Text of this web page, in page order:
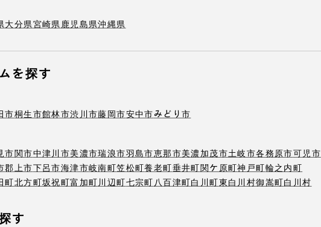
大分県宮崎県鹿児島県沖縄県
を探す
市桐生市館林市渋川市藤岡市安中市みどり市
市関市中津川市美濃市瑞浪市羽島市恵那市美濃加茂市土岐市各務原市可児市
郡上市下呂市海津市岐南町笠松町養老町垂井町関ケ原町神戸町輪之内町
町北方町坂祝町富加町川辺町七宗町 八百津町白川町東白川村御嵩町白川村
す